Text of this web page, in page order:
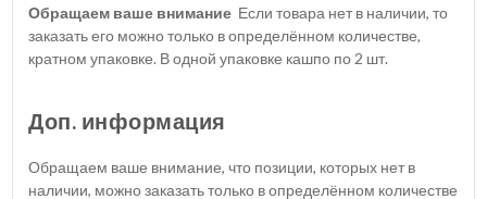
Обращаем ваше внимание Если товара нет в наличии, то
заказать его можно только в определённом количестве,
кратном упаковке. В одной упаковке кашпо по 2 шт.
Доп. информация
Обращаем ваше внимание, что позиции, которых нет в
наличии, можно заказать только в определённом количестве